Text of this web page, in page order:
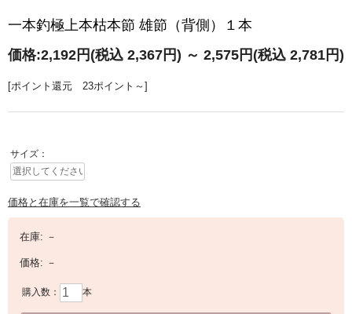
一本釣極上本枯本節 雄節（背側）１本
価格:2,192円 (税込 2,367円) ～ 2,575円 (税込 2,781円)
[ポイント還元 23ポイント～]
サイズ：
価格と在庫を一覧で確認する
在庫: －
価格: －
購入数： 本